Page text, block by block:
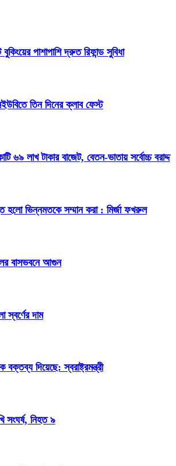
পাশাপাশি দ্রুত রিফান্ড সুবিধা
তিন দিনের ক্লাব ফেস্ট
লাখ টাকার বাজেট, বেতন-ভাতায় সর্বোচ্চ বরাদ্দ
হলো ভিন্নমতকে সম্মান করা : মির্জা ফখরুল
বাসভবনে আগুন
স্বর্ণের দাম
বক্তব্য দিয়েছে: স্বরাষ্ট্রমন্ত্রী
সংঘর্ষ, নিহত ৯